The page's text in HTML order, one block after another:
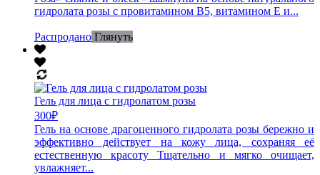
гидролата розы с провитамином В5, витамином Е и...
Распродано Глянуть
Гель для лица с гидролатом розы
300₽
Гель на основе драгоценного гидролата розы бережно и
эффективно действует на кожу лица, сохраняя её
естественную красоту Тщательно и мягко очищает,
увлажняет...